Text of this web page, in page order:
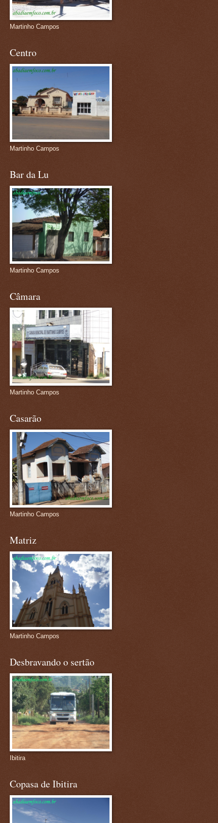
Martinho Campos
Centro
Martinho Campos
Bar da Lu
Martinho Campos
Câmara
Martinho Campos
Casarão
Martinho Campos
Matriz
Martinho Campos
Desbravando o sertão
Ibitira
Copasa de Ibitira